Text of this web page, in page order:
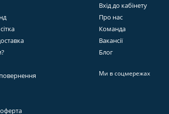
Вхід до кабінету
Про нас
Команда
Вакансії
Блог
Ми в соцмережах